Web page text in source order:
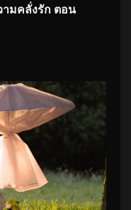
ามคลั่งรัก ตอน